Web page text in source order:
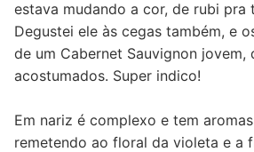
estava mudando a cor, de rubi pra
Degustei ele às cegas também, e
de um Cabernet Sauvignon jovem,
acostumados. Super indico!
Em nariz é complexo e tem
remetendo ao floral da violeta e a